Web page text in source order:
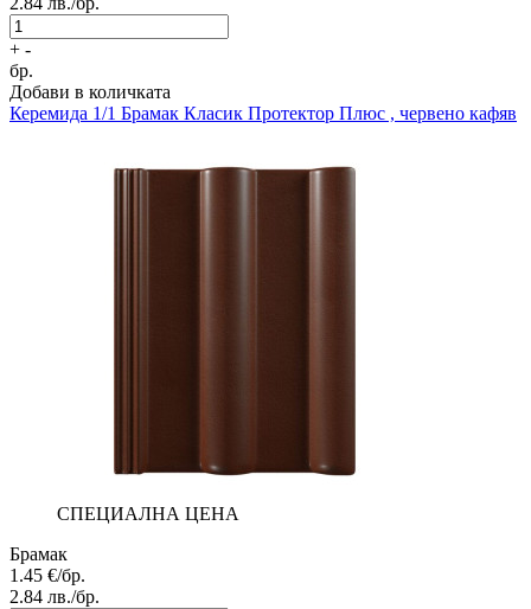
+ -
бр.
Добави в количката
Керемида 1/1 Брамак Класик Протектор Плюс , червено кафяв
СПЕЦИАЛНА ЦЕНА
Брамак
1.45 €/бр.
2.84 лв./бр.